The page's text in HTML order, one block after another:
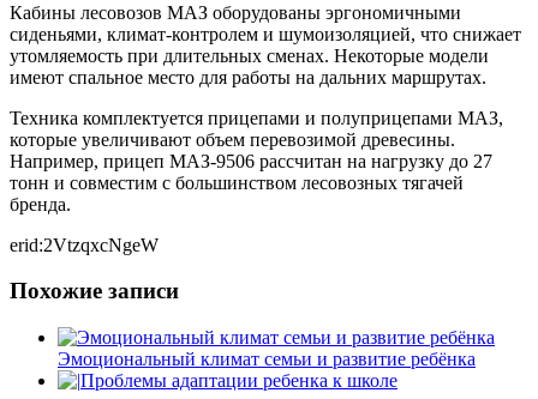
Кабины лесовозов МАЗ оборудованы эргономичными
сиденьями, климат-контролем и шумоизоляцией, что снижает
утомляемость при длительных сменах. Некоторые модели
имеют спальное место для работы на дальних маршрутах.
Техника комплектуется прицепами и полуприцепами МАЗ,
которые увеличивают объем перевозимой древесины.
Например, прицеп МАЗ-9506 рассчитан на нагрузку до 27
тонн и совместим с большинством лесовозных тягачей
бренда.
erid:2VtzqxcNgeW
Похожие записи
Эмоциональный климат семьи и развитие ребёнка
Проблемы адаптации ребенка к школе